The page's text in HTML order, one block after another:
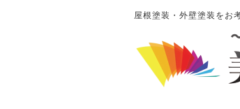
屋根塗装・外壁塗装をお